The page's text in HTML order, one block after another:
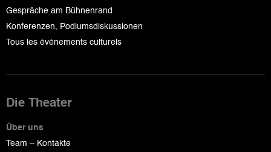
Gespräche am Bühnenrand
Konferenzen, Podiumsdiskussionen
Tous les événements culturels
Die Theater
Über uns
Team – Kontakte